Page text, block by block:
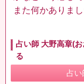
また何かありま
占い師 大野高章(
る
占